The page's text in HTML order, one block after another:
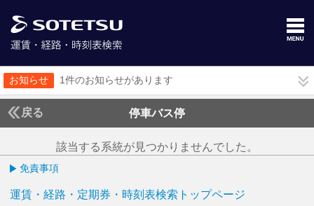
お知らせ 1件のお知らせがあります
戻る 停車バス停
該当する系統が見つかりませんでした。
免責事項
運賃・経路・定期券・時刻表検索トップページ